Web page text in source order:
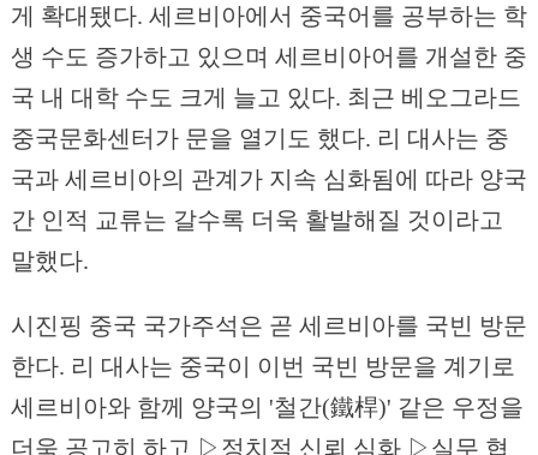
게 확대됐다. 세르비아에서 중국어를 공부하는 학
생 수도 증가하고 있으며 세르비아어를 개설한 중
국 내 대학 수도 크게 늘고 있다. 최근 베오그라드
중국문화센터가 문을 열기도 했다. 리 대사는 중
국과 세르비아의 관계가 지속 심화됨에 따라 양국
간 인적 교류는 갈수록 더욱 활발해질 것이라고
말했다.
시진핑 중국 국가주석은 곧 세르비아를 국빈 방문
한다. 리 대사는 중국이 이번 국빈 방문을 계기로
세르비아와 함께 양국의 '철간(鐵桿)' 같은 우정을
더욱 공고히 하고 ▷정치적 신뢰 심화 ▷실무 협